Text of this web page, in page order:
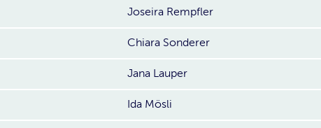
Joseira Rempfler
Chiara Sonderer
Jana Lauper
Ida Mösli